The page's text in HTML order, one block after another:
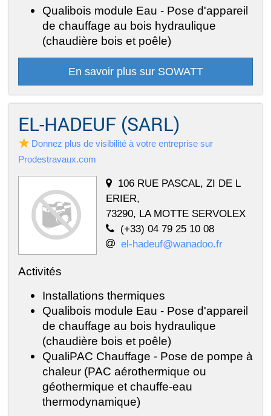
Qualibois module Eau - Pose d'appareil
de chauffage au bois hydraulique
(chaudière bois et poêle)
En savoir plus sur SOWATT
EL-HADEUF (SARL)
Donnez plus de visibilité à votre entreprise sur
Prodestravaux.com
106 RUE PASCAL, ZI DE L
ERIER,
73290, LA MOTTE SERVOLEX
(+33) 04 79 25 10 08
el-hadeuf@wanadoo.fr
Activités
Installations thermiques
Qualibois module Eau - Pose d'appareil
de chauffage au bois hydraulique
(chaudière bois et poêle)
QualiPAC Chauffage - Pose de pompe à
chaleur (PAC aérothermique ou
géothermique et chauffe-eau
thermodynamique)